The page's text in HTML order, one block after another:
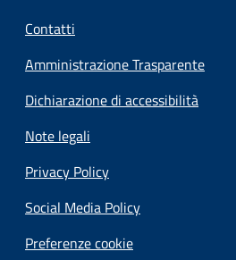
Contatti
Amministrazione Trasparente
Dichiarazione di accessibilità
Note legali
Privacy Policy
Social Media Policy
Preferenze cookie